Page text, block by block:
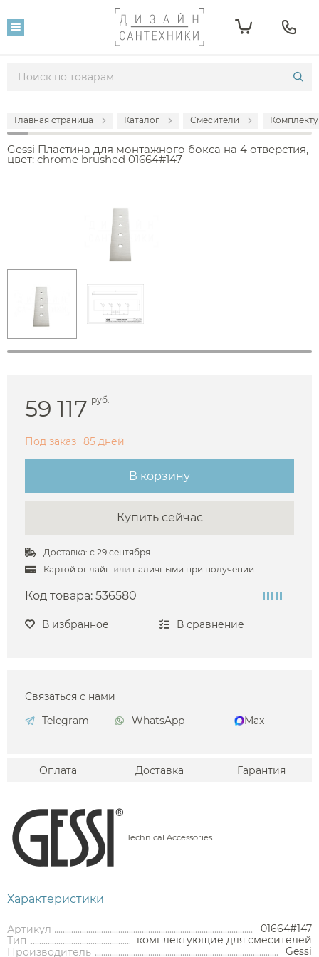
Главная страница Каталог Смесители
Gessi Пластина для монтажного бокса на 4 отверстия,
цвет: chrome brushed 01664#147
59 117 руб.
Под заказ 85 дней
В корзину
Купить сейчас
Доставка: с 29 сентября
Картой онлайн или наличными при получении
Код товара: 536580
В избранное В сравнение
Связаться с нами
Telegram
WhatsApp Max
Оплата Доставка Гарантия
Technical Accessories
Характеристики
Артикул
01664#147
Тип
комплектующие для смесителей
Производитель
Gessi